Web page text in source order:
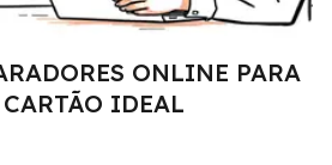
ONLINE PARA
CARTÃO IDEAL